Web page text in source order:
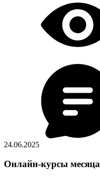
24.06.2025
Онлайн-курсы месяца